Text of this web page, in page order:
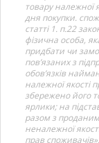
товару належної
дня покупки.
статті 1. п.22
фізична особа,
придбати чи
пов’язаних з
обов’язків
належної якості
збережено його
ярлики; на
разом з
неналежної
прав